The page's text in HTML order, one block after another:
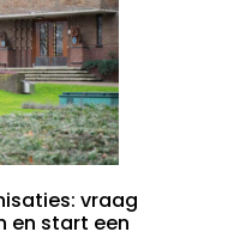
vraag
en start een